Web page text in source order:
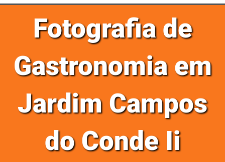
Fotografia de
Gastronomia em
Jardim Campos
do Conde Ii